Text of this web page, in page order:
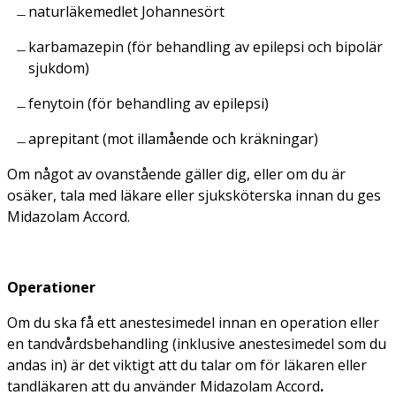
naturläkemedlet Johannesört
karbamazepin (för behandling av epilepsi och bipolär
sjukdom)
fenytoin (för behandling av epilepsi)
aprepitant (mot illamående och kräkningar)
Om något av ovanstående gäller dig, eller om du är
osäker, tala med läkare eller sjuksköterska innan du ges
Midazolam Accord.
Operationer
Om du ska få ett anestesimedel innan en operation eller
en tandvårdsbehandling (inklusive anestesimedel som du
andas in) är det viktigt att du talar om för läkaren eller
tandläkaren att du använder Midazolam Accord.